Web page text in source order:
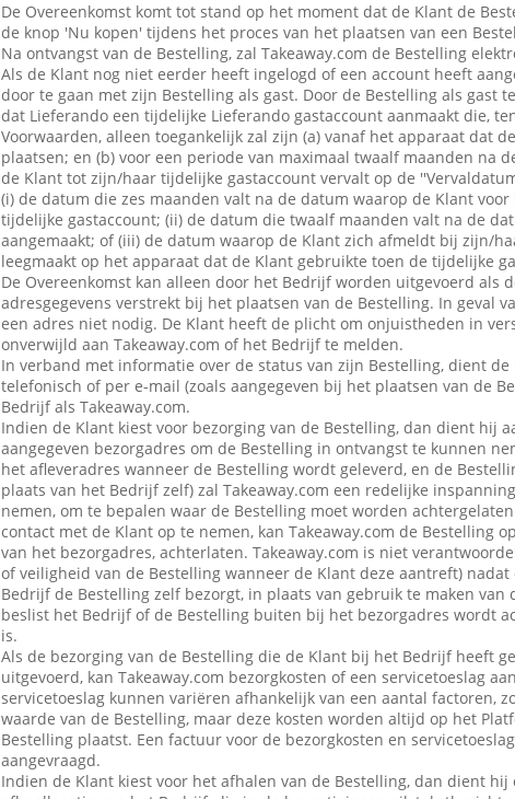
De Overeenkomst komt tot stand op het moment dat de Klant de
de knop 'Nu kopen' tijdens het proces van het plaatsen van een
Na ontvangst van de Bestelling, zal Takeaway.com de Bestelling
Als de Klant nog niet eerder heeft ingelogd of een account heeft
door te gaan met zijn Bestelling als gast. Door de Bestelling als gast
dat Lieferando een tijdelijke Lieferando gastaccount aanmaakt die,
Voorwaarden, alleen toegankelijk zal zijn (a) vanaf het apparaat dat
plaatsen; en (b) voor een periode van maximaal twaalf maanden na
de Klant tot zijn/haar tijdelijke gastaccount vervalt op de
(i) de datum die zes maanden valt na de datum waarop de Klant
tijdelijke gastaccount; (ii) de datum die twaalf maanden valt na de
aangemaakt; of (iii) de datum waarop de Klant zich afmeldt bij zijn/
leegmaakt op het apparaat dat de Klant gebruikte toen de tijdelijke
De Overeenkomst kan alleen door het Bedrijf worden uitgevoerd als
adresgegevens verstrekt bij het plaatsen van de Bestelling. In geval
een adres niet nodig. De Klant heeft de plicht om onjuistheden in
onverwijld aan Takeaway.com of het Bedrijf te melden.
In verband met informatie over de status van zijn Bestelling, dient
telefonisch of per e-mail (zoals aangegeven bij het plaatsen van de
Bedrijf als Takeaway.com.
Indien de Klant kiest voor bezorging van de Bestelling, dan dient hij
aangegeven bezorgadres om de Bestelling in ontvangst te kunnen
het afleveradres wanneer de Bestelling wordt geleverd, en de
plaats van het Bedrijf zelf) zal Takeaway.com een redelijke
nemen, om te bepalen waar de Bestelling moet worden
contact met de Klant op te nemen, kan Takeaway.com de Bestelling
van het bezorgadres, achterlaten. Takeaway.com is niet
of veiligheid van de Bestelling wanneer de Klant deze aantreft)
Bedrijf de Bestelling zelf bezorgt, in plaats van gebruik te maken van
beslist het Bedrijf of de Bestelling buiten bij het bezorgadres wordt
is.
Als de bezorging van de Bestelling die de Klant bij het Bedrijf heeft
uitgevoerd, kan Takeaway.com bezorgkosten of een servicetoeslag
servicetoeslag kunnen variëren afhankelijk van een aantal factoren,
waarde van de Bestelling, maar deze kosten worden altijd op het
Bestelling plaatst. Een factuur voor de bezorgkosten en
aangevraagd.
Indien de Klant kiest voor het afhalen van de Bestelling, dan dient